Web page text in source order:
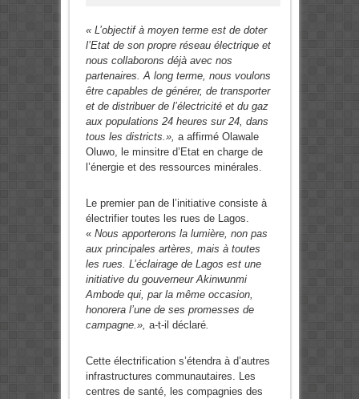
« L’objectif à moyen terme est de doter
l’Etat de son propre réseau électrique et
nous collaborons déjà avec nos
partenaires. A long terme, nous voulons
être capables de générer, de transporter
et de distribuer de l’électricité et du gaz
aux populations 24 heures sur 24, dans
tous les districts.», a affirmé Olawale
Oluwo, le minsitre d’Etat en charge de
l’énergie et des ressources minérales.
Le premier pan de l’initiative consiste à
électrifier toutes les rues de Lagos.
« Nous apporterons la lumière, non pas
aux principales artères, mais à toutes
les rues. L’éclairage de Lagos est une
initiative du gouverneur Akinwunmi
Ambode qui, par la même occasion,
honorera l’une de ses promesses de
campagne.», a-t-il déclaré.
Cette électrification s’étendra à d’autres
infrastructures communautaires. Les
centres de santé, les compagnies des